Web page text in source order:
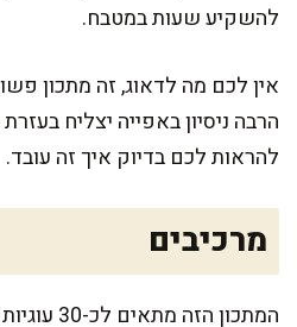
להשקיע שעות במטבח.
אין לכם מה לדאוג, זה מתכון
הרבה ניסיון באפייה יצליח
להראות לכם בדיוק איך זה עובד.
מרכיבים
המתכון